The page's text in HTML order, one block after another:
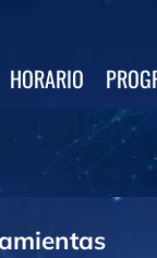
HORARIO